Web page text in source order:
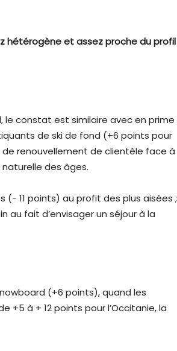
hétérogène et assez proche du profil
constat est similaire avec en prime
de ski de fond (+6 points pour
de renouvellement de clientèle face à
des âges.
11 points) au profit des plus aisées ;
au fait d’envisager un séjour à la
(+6 points), quand les
à + 12 points pour l’Occitanie, la